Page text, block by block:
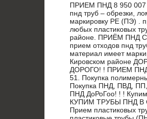
ПРИЕМ ПНД 8 950 007
пнд труб – обрезки,
маркировку PE (ПЭ) .
любых пластиковых
районе. ПРИЁМ ПНД
прием отходов пнд
материал имеет
Кировском районе
ДОРОГО! ! ПРИЕМ
51. Покупка
Покупка ПНД, ПВД,
ПНД ДоРоГоо! ! !
КУПИМ ТРУБЫ ПНД В
Прием пластиковых